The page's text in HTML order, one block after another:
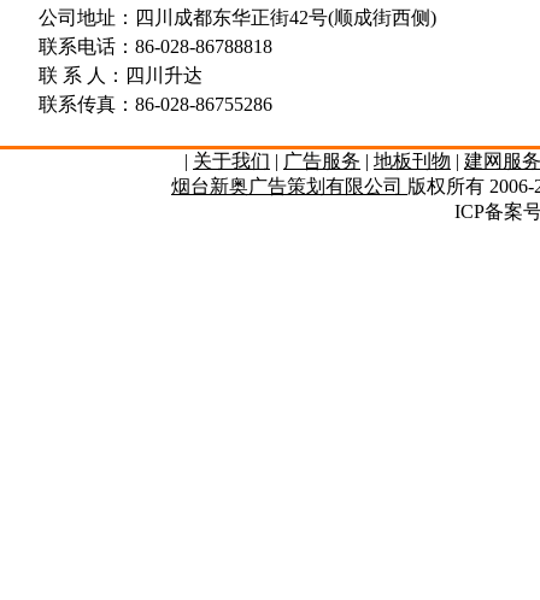
公司地址：四川成都东华正街42号(顺成街西侧)
联系电话：86-028-86788818
联 系 人：四川升达
联系传真：86-028-86755286
| 关于我们 | 广告服务 | 地板刊物 | 建网服务
烟台新奥广告策划有限公司 版权所有 2006-
ICP备案